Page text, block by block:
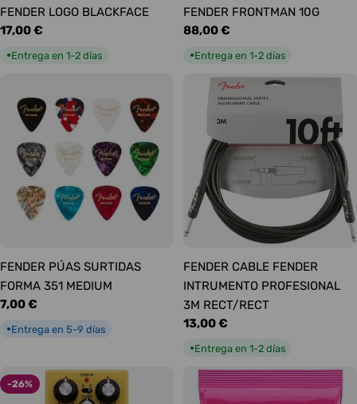
FENDER LOGO BLACKFACE
Precio
17,00 €
●Entrega en 1-2 días
FENDER FRONTMAN 10G
Precio
88,00 €
●Entrega en 1-2 días
FENDER PÚAS SURTIDAS
FORMA 351 MEDIUM
Precio
7,00 €
●Entrega en 5-9 días
FENDER CABLE FENDER
INTRUMENTO PROFESIONAL
3M RECT/RECT
Precio
13,00 €
●Entrega en 1-2 días
-26%